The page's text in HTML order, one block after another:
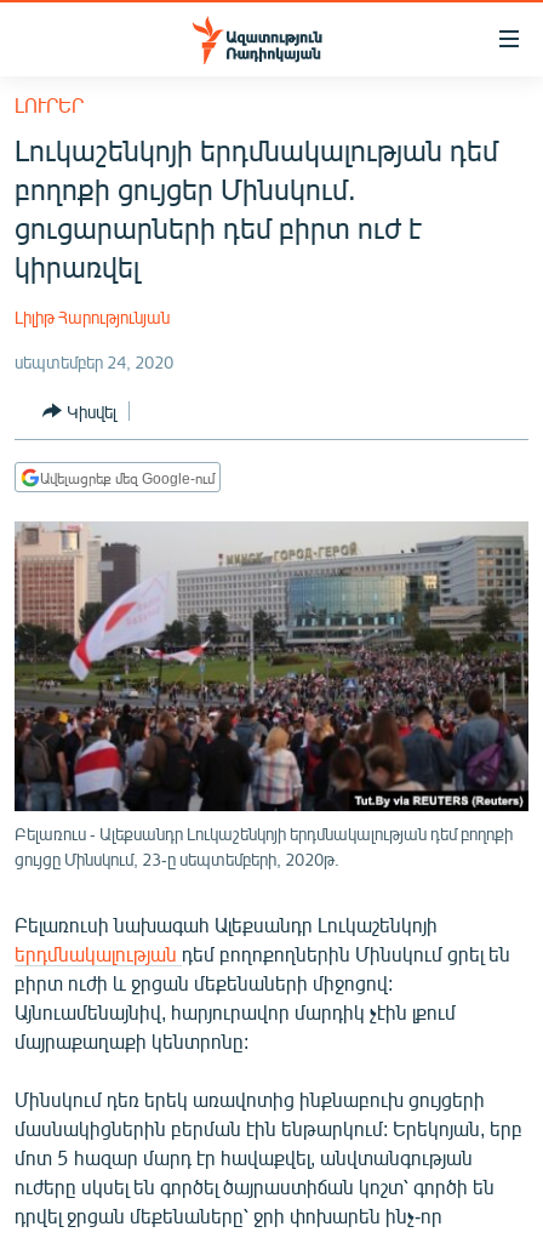
Մատչելիության
հիմնական
բովանդակությանը
հիմնական
մենյուին
Որոնում
ՀԱՅԱՍՏԱՆ
ՔԱՂԱՔԱԿԱՆ
ԸՆՏՐՈՒԹՅՈՒՆՆԵՐ 2026
ՊԱՏԵՐԱԶՄԻ 6 ՇԱԲԱԹՆԵՐԸ
ՏԱՐԱԾԱՇՐՋԱՆ
ՄԻՋԱԶԳԱՅԻՆ
ՄՇԱԿՈՒՅԹ
ՍՊՈՐՏ
ՄԵԿՆԱԲԱՆՈՒԹՅՈՒՆ
ՏՏ ԵՒ ԻՆՏԵՐՆԵՏ
ԿՈՐՈՆԱՎԻՐՈՒՍ
ԱՐԽԻՎ
ՏԵՍԱՆՅՈՒԹԵՐ
ԲԱՆԱՎԵՃ
ՁԳՏԵԼՈՎ ԼԱՎԱԳՈՒՅՆԻՆ
ՓՈԴՔԱՍԹ
English
Русский
ՀԵՏԵՎԵՔ ՄԵԶ
ԼՈՒՐԵՐ
Լուկաշենկոյի երդմնակալության դեմ
բողոքի ցույցեր Մինսկում.
ցուցարարների դեմ բիրտ ուժ է
կիրառվել
Լիլիթ Հարությունյան
սեպտեմբեր 24, 2020
Կիսվել
Ավելացրեք մեզ Google-ում
Բելառուս - Ալեքսանդր Լուկաշենկոյի երդմնակալության դեմ բողոքի
ցույցը Մինսկում, 23-ը սեպտեմբերի, 2020թ.
Բելառուսի նախագահ Ալեքսանդր Լուկաշենկոյի
երդմնակալության դեմ բողոքողներին Մինսկում ցրել են
բիրտ ուժի և ջրցան մեքենաների միջոցով:
Այնուամենայնիվ, հարյուրավոր մարդիկ չէին լքում
մայրաքաղաքի կենտրոնը:
Մինսկում դեռ երեկ առավոտից ինքնաբուխ ցույցերի
մասնակիցներին բերման էին ենթարկում: Երեկոյան, երբ
մոտ 5 հազար մարդ էր հավաքվել, անվտանգության
ուժերը սկսել են գործել ծայրաստիճան կոշտ՝ գործի են
դրվել ջրցան մեքենաները՝ ջրի փոխարեն ինչ-որ